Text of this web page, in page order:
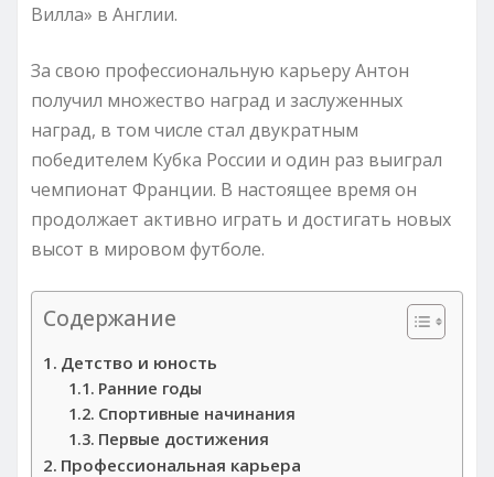
Вилла» в Англии.
За свою профессиональную карьеру Антон
получил множество наград и заслуженных
наград, в том числе стал двукратным
победителем Кубка России и один раз выиграл
чемпионат Франции. В настоящее время он
продолжает активно играть и достигать новых
высот в мировом футболе.
Содержание
Детство и юность
Ранние годы
Спортивные начинания
Первые достижения
Профессиональная карьера